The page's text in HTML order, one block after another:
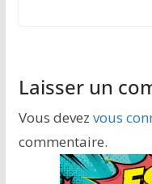
Laisser un
Vous devez vous
commentaire.